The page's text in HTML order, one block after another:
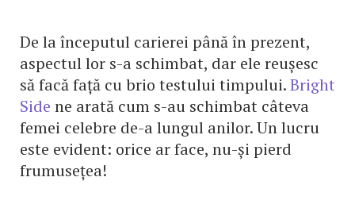
De la începutul carierei până în prezent,
aspectul lor s-a schimbat, dar ele reușesc
să facă față cu brio testului timpului.Bright
Side ne arată cum s-au schimbat câteva
femei celebre de-a lungul anilor. Un lucru
este evident: orice ar face, nu-și pierd
frumusețea!